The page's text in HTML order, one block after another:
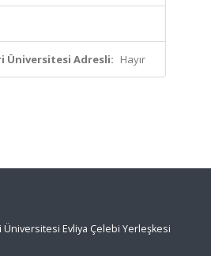
Üniversitesi Adresli: Hayır
Üniversitesi Evliya Çelebi Yerleşkesi